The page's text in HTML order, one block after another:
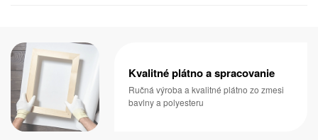
Kvalitné plátno a spracovanie
Ručná výroba a kvalitné plátno zo zmesi
bavlny a polyesteru